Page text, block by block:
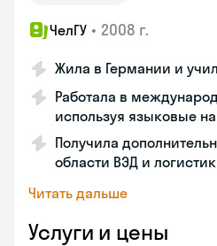
ЧелГУ • 2008 г.
Жила в Германии и
Работала в
используя языковые
Получила
области ВЭД и
Читать дальше
Услуги и цены